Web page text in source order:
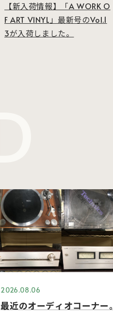
【新入荷情報】「A WORK O
F ART VINYL」最新号のVol.1
3が入荷しました。
2026.08.06
最近のオーディオコーナー。